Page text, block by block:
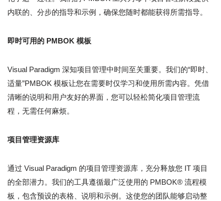
内联的、分步的指导和示例，确保您随时都能获得所需指导。
即时可用的 PMBOK 模板
Visual Paradigm 深知项目管理中时间至关重要。我们的“即时、
适量”PMBOK 模板让您在需要时仅学习和使用所需内容。凭借
清晰的说明和用户友好的界面，您可以轻松简化项目管理流
程，无需任何麻烦。
项目管理资源库
通过 Visual Paradigm 的项目管理资源库，充分释放您 IT 项目
的全部潜力。我们的工具遵循最广泛使用的 PMBOK® 流程模
板，包含预设的表格、说明和示例。这使您的团队能够启动整